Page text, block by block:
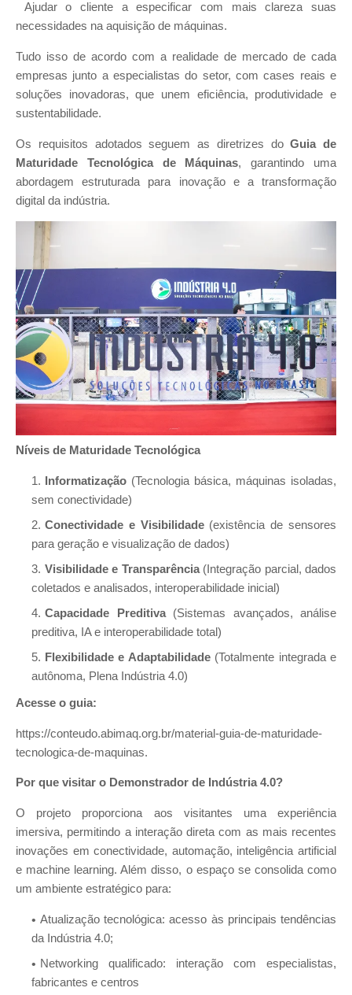
Ajudar o cliente a especificar com mais clareza suas
necessidades na aquisição de máquinas.
Tudo isso de acordo com a realidade de mercado de cada
empresas junto a especialistas do setor, com cases reais e
soluções inovadoras, que unem eficiência, produtividade e
sustentabilidade.
Os requisitos adotados seguem as diretrizes doGuia de
Maturidade Tecnológica de Máquinas, garantindo uma
abordagem estruturada para inovação e a transformação
digital da indústria.
Níveis de Maturidade Tecnológica
Informatização (Tecnologia básica, máquinas isoladas,
sem conectividade)
Conectividade e Visibilidade(existência de sensores
para geração e visualização de dados)
Visibilidade e Transparência(Integração parcial, dados
coletados e analisados, interoperabilidade inicial)
Capacidade Preditiva(Sistemas avançados, análise
preditiva, IA e interoperabilidade total)
Flexibilidade e Adaptabilidade(Totalmente integrada e
autônoma, Plena Indústria 4.0)
Acesse o guia:
https://conteudo.abimaq.org.br/material-guia-de-maturidade-
tecnologica-de-maquinas.
Por que visitar o Demonstrador de Indústria 4.0?
O projeto proporciona aos visitantes uma experiência
imersiva, permitindo a interação direta com as mais recentes
inovações em conectividade, automação, inteligência artificial
e machine learning. Além disso, o espaço se consolida como
um ambiente estratégico para:
Atualização tecnológica: acesso às principais tendências
da Indústria 4.0;
Networking qualificado: interação com especialistas,
fabricantes e centros